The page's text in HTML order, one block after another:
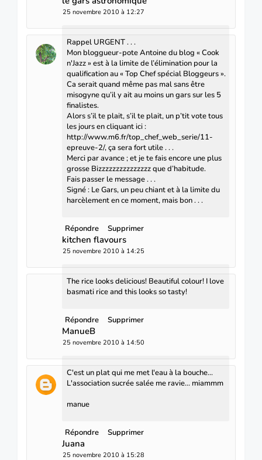
25 novembre 2010 à 12:27
Rappel URGENT . . .
Mon bloggueur-pote Antoine du blog « Cook
n'Jazz » est à la limite de l’élimination pour la
qualification au « Top Chef spécial Bloggeurs ».
Ca serait quand même pas mal sans être
misogyne qu’il y ait au moins un gars sur les 5
finalistes.
Alors s’il te plait, s’il te plait, un p’tit vote tous
les jours en cliquant ici :
http://www.m6.fr/top_chef_web_serie/11-
epreuve-2/, ça sera fort utile . . .
Merci par avance ; et je te fais encore une plus
grosse Bizzzzzzzzzzzzzzz que d’habitude.
Fais passer le message . . .
Signé : Le Gars, un peu chiant et à la limite du
harcèlement en ce moment, mais bon . . .
Répondre Supprimer
kitchen flavours
25 novembre 2010 à 14:25
The rice looks delicious! Beautiful colour! I love
basmati rice and this looks so tasty!
Répondre Supprimer
ManueB
25 novembre 2010 à 14:50
C'est un plat qui me met l'eau à la bouche...
L'association sucrée salée me ravie... miammm
manue
Répondre Supprimer
Juana
25 novembre 2010 à 15:28